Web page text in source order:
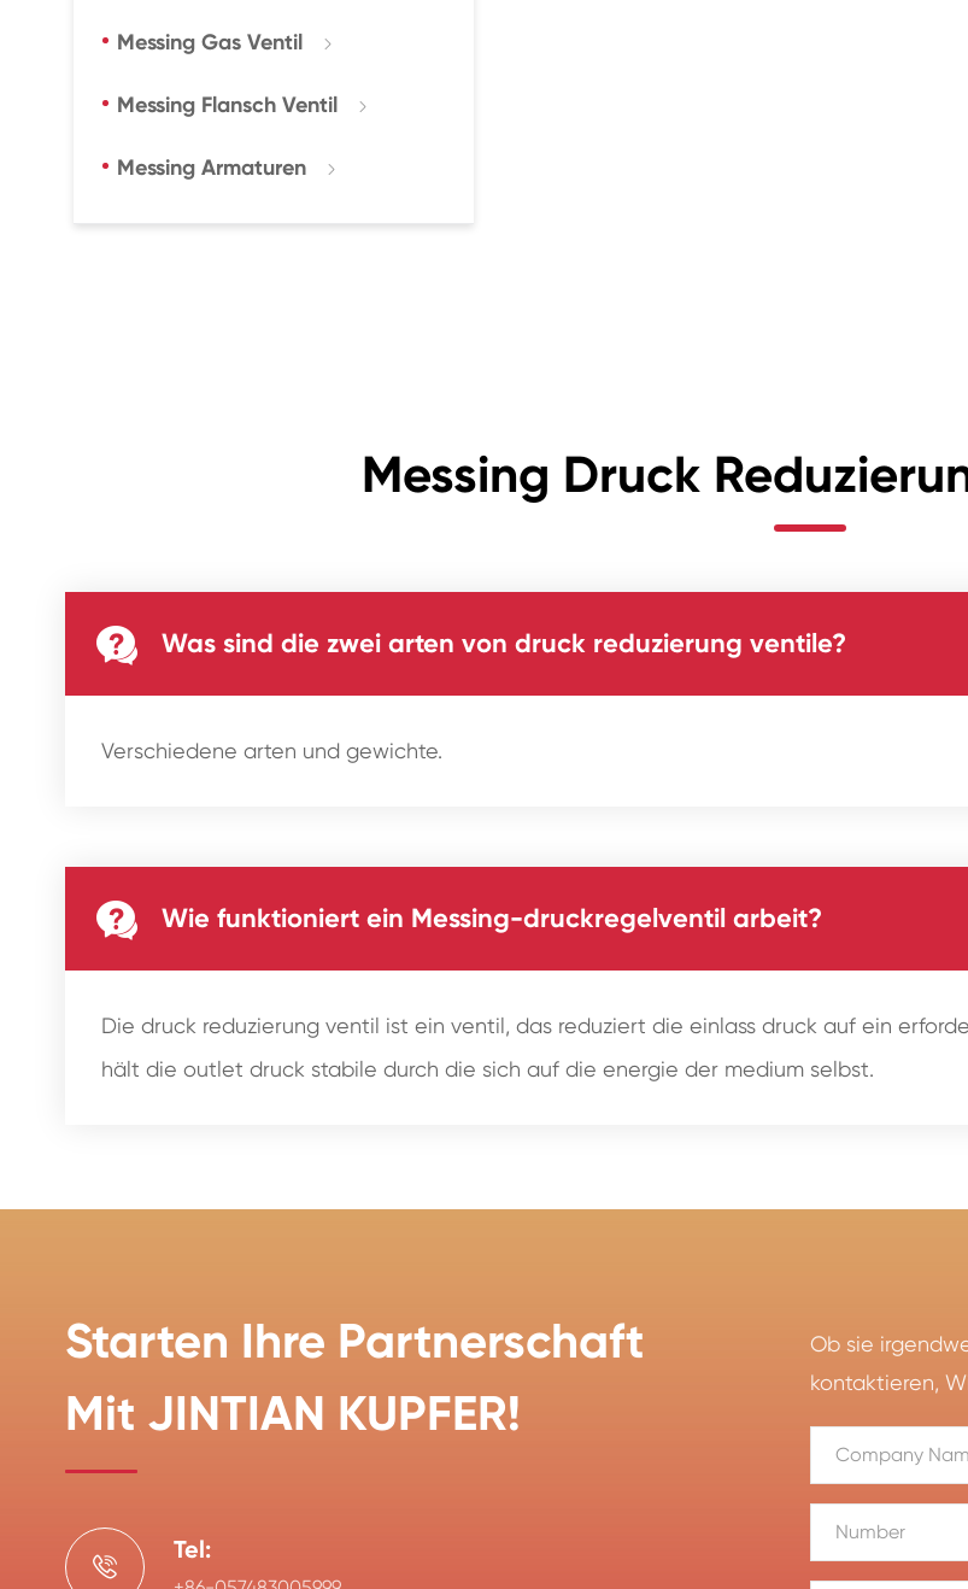
Messing Gas Ventil 
Messing Flansch Ventil 
Messing Armaturen 
Messing Druck
 Was sind die zwei arten von druck reduzierung ventile?
Verschiedene arten und gewichte.
 Wie funktioniert ein Messing-druckregelventil arbeit?
Die druck reduzierung ventil ist ein ventil, das reduziert die einlass druck auf ein
hält die outlet druck stabile durch die sich auf die energie der medium selbst.
Starten Ihre Partnerschaft
Mit JINTIAN KUPFER!

Tel:
Ob sie
kontaktieren,